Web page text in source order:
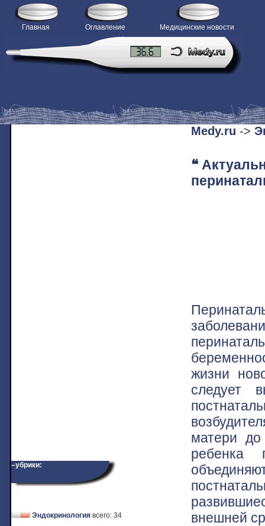
Главная Оглавление Медицинские новости
–убрики:
Эндокринология всего: 34
Medy.ru ->
❝
жизни
следует
матери
ребенка
внешней